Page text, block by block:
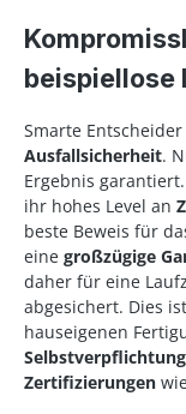
beispiellose
Smarte
Ausfallsicherheit.
Ergebnis garantiert.
ihr hohes Level an
beste Beweis für
eine großzügige
daher für eine
abgesichert. Dies
hauseigenen
Zertifizierungen